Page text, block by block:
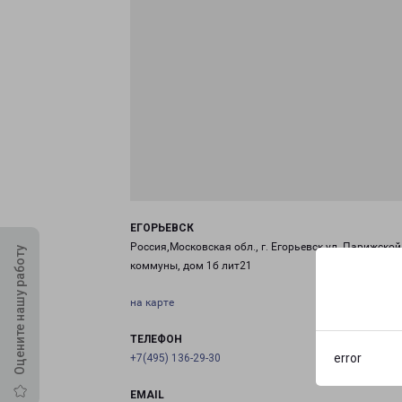
error
Оцените нашу работу
ЕГОРЬЕВСК
Россия,Московская обл., г. Егорьевск,ул. Парижской
коммуны, дом 1б лит21
на карте
ТЕЛЕФОН
+7(495) 136-29-30
EMAIL